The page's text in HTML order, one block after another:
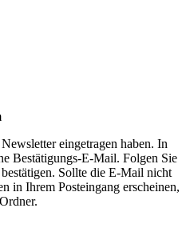
eingetragen haben. In
Bestätigungs-E-Mail. Folgen Sie
Sollte die E-Mail nicht
in Ihrem Posteingang erscheinen,